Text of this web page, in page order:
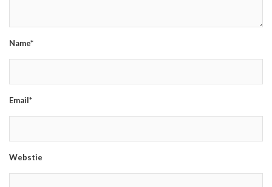
Name*
Email*
Webstie